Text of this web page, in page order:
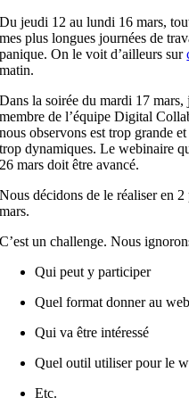
Du jeudi 12 au lundi 16 mars,
mes plus longues journées de
panique. On le voit d’ailleurs sur
matin.
Dans la soirée du mardi 17 mars,
membre de l’équipe Digital
nous observonsest trop grandeet
trop dynamiques. Le webinaire
26 mars doit être avancé.
Nous décidons de le réaliser en
mars.
C’est un challenge. Nous
Qui peut y participer
Quel format donner au
Qui va être intéressé
Quel outil utiliser pour le
Etc.